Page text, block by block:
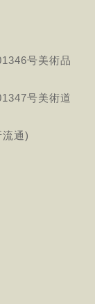
号美術品
号美術道
通)